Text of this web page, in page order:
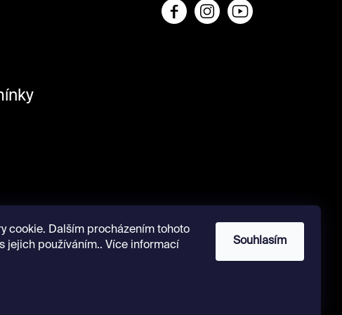
cookie. Dalším procházením tohoto
jejich používáním.. Více informací
Souhlasím